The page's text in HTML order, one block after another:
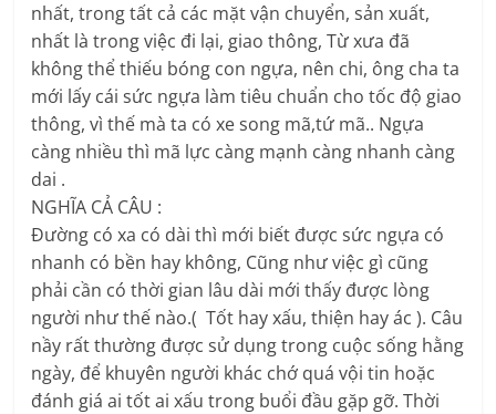
nhất, trong tất cả các mặt vận chuyển, sản xuất,
nhất là trong việc đi lại, giao thông, Từ xưa đã
không thể thiếu bóng con ngựa, nên chi, ông cha ta
mới lấy cái sức ngựa làm tiêu chuẩn cho tốc độ giao
thông, vì thế mà ta có xe song mã,tứ mã.. Ngựa
càng nhiều thì mã lực càng mạnh càng nhanh càng
dai .
NGHĨA CẢ CÂU :
Đường có xa có dài thì mới biết được sức ngựa có
nhanh có bền hay không, Cũng như việc gì cũng
phải cần có thời gian lâu dài mới thấy được lòng
người như thế nào.( Tốt hay xấu, thiện hay ác ). Câu
nầy rất thường được sử dụng trong cuộc sống hằng
ngày, để khuyên người khác chớ quá vội tin hoặc
đánh giá ai tốt ai xấu trong buổi đầu gặp gỡ. Thời